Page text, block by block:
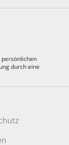
durch eine